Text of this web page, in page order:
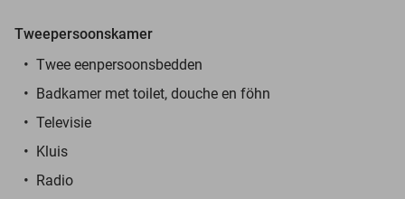
Tweepersoonskamer
Twee eenpersoonsbedden
Badkamer met toilet, douche en föhn
Televisie
Kluis
Radio